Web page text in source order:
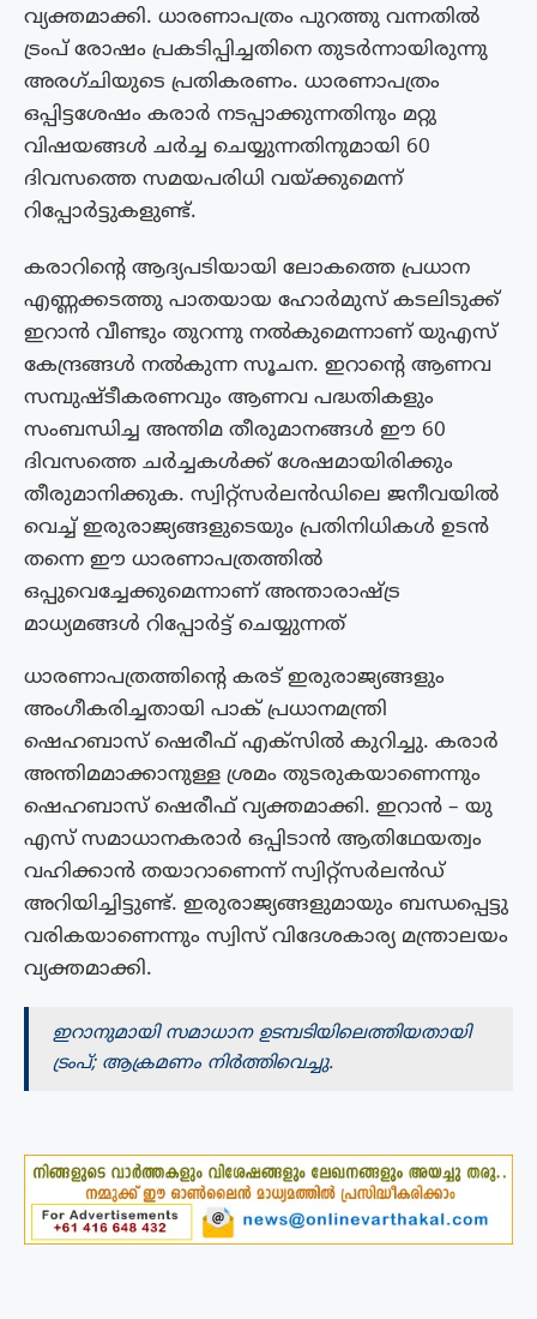
വ്യക്തമാക്കി. ധാരണാപത്രം പുറത്തു വന്നതില്‍
ട്രംപ് രോഷം പ്രകടിപ്പിച്ചതിനെ തുടര്‍ന്നായിരുന്നു
അരഗ്ചിയുടെ പ്രതികരണം. ധാരണാപത്രം
ഒപ്പിട്ടശേഷം കരാര്‍ നടപ്പാക്കുന്നതിനും മറ്റു
വിഷയങ്ങള്‍ ചര്‍ച്ച ചെയ്യുന്നതിനുമായി 60
ദിവസത്തെ സമയപരിധി വയ്ക്കുമെന്ന്
റിപ്പോര്‍ട്ടുകളുണ്ട്.
കരാറിന്റെ ആദ്യപടിയായി ലോകത്തെ പ്രധാന
എണ്ണക്കടത്തു പാതയായ ഹോർമുസ് കടലിടുക്ക്
ഇറാൻ വീണ്ടും തുറന്നു നൽകുമെന്നാണ് യുഎസ്
കേന്ദ്രങ്ങൾ നൽകുന്ന സൂചന. ഇറാന്റെ ആണവ
സമ്പുഷ്ടീകരണവും ആണവ പദ്ധതികളും
സംബന്ധിച്ച അന്തിമ തീരുമാനങ്ങൾ ഈ 60
ദിവസത്തെ ചർച്ചകൾക്ക് ശേഷമായിരിക്കും
തീരുമാനിക്കുക. സ്വിറ്റ്‌സർലൻഡിലെ ജനീവയിൽ
വെച്ച് ഇരുരാജ്യങ്ങളുടെയും പ്രതിനിധികൾ ഉടൻ
തന്നെ ഈ ധാരണാപത്രത്തിൽ
ഒപ്പുവെച്ചേക്കുമെന്നാണ് അന്താരാഷ്ട്ര
മാധ്യമങ്ങൾ റിപ്പോർട്ട് ചെയ്യുന്നത്
ധാരണാപത്രത്തിന്റെ കരട് ഇരുരാജ്യങ്ങളും
അംഗീകരിച്ചതായി പാക് പ്രധാനമന്ത്രി
ഷെഹബാസ് ഷെരീഫ് എക്‌സില്‍ കുറിച്ചു. കരാര്‍
അന്തിമമാക്കാനുള്ള ശ്രമം തുടരുകയാണെന്നും
ഷെഹബാസ് ഷെരീഫ് വ്യക്തമാക്കി. ഇറാന്‍ – യു
എസ് സമാധാനകരാര്‍ ഒപ്പിടാന്‍ ആതിഥേയത്വം
വഹിക്കാന്‍ തയാറാണെന്ന് സ്വിറ്റ്‌സര്‍ലന്‍ഡ്
അറിയിച്ചിട്ടുണ്ട്. ഇരുരാജ്യങ്ങളുമായും ബന്ധപ്പെട്ടു
വരികയാണെന്നും സ്വിസ് വിദേശകാര്യ മന്ത്രാലയം
വ്യക്തമാക്കി.
ഇറാനുമായി സമാധാന ഉടമ്പടിയിലെത്തിയതായി
ട്രംപ്; ആക്രമണം നിർത്തിവെച്ചു.